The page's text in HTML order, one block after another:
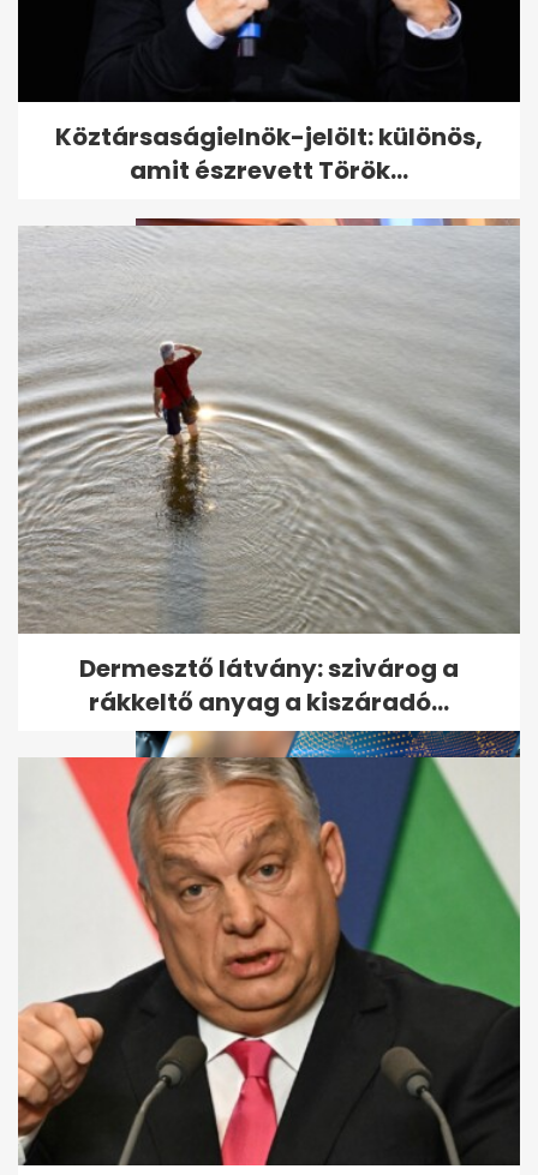
Molnár-Fazekas Vivien: vége a
házasságunknak Gusztávval
Nánási Pál csodálatos
szerelmi vallomással reagált
Ördög...
Hét hónapos fiával vizsgázott
egy hallgató az ELTE-n
Köztársaságielnök-jelölt: különös,
amit észrevett Török...
Dermesztő látvány: szivárog a
rákkeltő anyag a kiszáradó...